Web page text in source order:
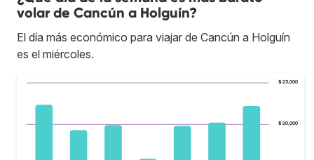
volar de Cancún a Holguín?
El día más económico para viajar de Cancún a Holguín
es el miércoles.
$20,000
$25,000